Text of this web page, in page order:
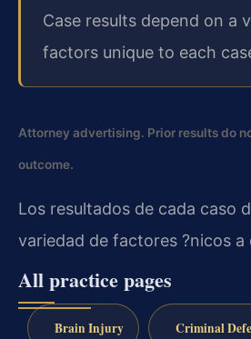
Case results depend on a
factors unique to each
Attorney advertising. Prior results do
outcome.
Los resultados de cada caso
variedad de factores ?nicos a
All practice pages
Brain Injury Criminal